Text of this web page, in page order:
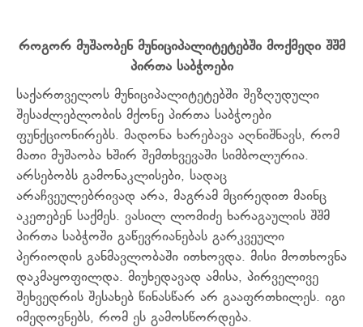
როგორ მუშაობენ მუნიციპალიტეტებში მოქმედი შშმ
პირთა საბჭოები
საქართველოს მუნიციპალიტეტებში შეზღუდული
შესაძლებლობის მქონე პირთა საბჭოები
ფუნქციონირებს. მადონა ხარებავა აღნიშნავს, რომ
მათი მუშაობა ხშირ შემთხვევაში სიმბოლურია.
არსებობს გამონაკლისები, სადაც
არაჩვეულებრივად არა, მაგრამ მცირედით მაინც
აკეთებენ საქმეს. ვასილ ლომიძე ხარაგაულის შშმ
პირთა საბჭოში გაწევრიანებას გარკვეული
პერიოდის განმავლობაში ითხოვდა. მისი მოთხოვნა
დაკმაყოფილდა. მიუხედავად ამისა, პირველივე
შეხვედრის შესახებ წინასწარ არ გააფრთხილეს. იგი
იმედოვნებს, რომ ეს გამოსწორდება.